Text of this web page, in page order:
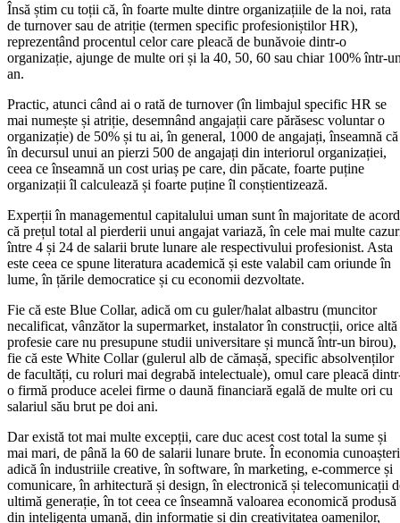
Însă știm cu toții că, în foarte multe dintre organizațiile de la noi, rata
de turnover sau de atriție (termen specific profesioniștilor HR),
reprezentând procentul celor care pleacă de bunăvoie dintr-o
organizație, ajunge de multe ori și la 40, 50, 60 sau chiar 100% într-
an.
Practic, atunci când ai o rată de turnover (în limbajul specific HR se
mai numește și atriție, desemnând angajații care părăsesc voluntar o
organizație) de 50% și tu ai, în general, 1000 de angajați, înseamnă că
în decursul unui an pierzi 500 de angajați din interiorul organizației,
ceea ce înseamnă un cost uriaș pe care, din păcate, foarte puține
organizații îl calculează și foarte puține îl conștientizează.
Experții în managementul capitalului uman sunt în majoritate de acord
că prețul total al pierderii unui angajat variază, în cele mai multe
între 4 și 24 de salarii brute lunare ale respectivului profesionist. Asta
este ceea ce spune literatura academică și este valabil cam oriunde în
lume, în țările democratice și cu economii dezvoltate.
Fie că este Blue Collar, adică om cu guler/halat albastru (muncitor
necalificat, vânzător la supermarket, instalator în construcții, orice altă
profesie care nu presupune studii universitare și muncă într-un birou),
fie că este White Collar (gulerul alb de cămașă, specific absolvenților
de facultăți, cu roluri mai degrabă intelectuale), omul care pleacă
o firmă produce acelei firme o daună financiară egală de multe ori cu
salariul său brut pe doi ani.
Dar există tot mai multe excepții, care duc acest cost total la sume și
mai mari, de până la 60 de salarii lunare brute. În economia
adică în industriile creative, în software, în marketing, e-commerce și
comunicare, în arhitectură și design, în electronică și telecomunicații
ultimă generație, în tot ceea ce înseamnă valoarea economică produsă
din inteligența umană, din informație și din creativitatea oamenilor,